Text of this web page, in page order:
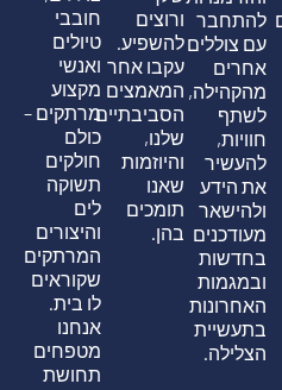
להתחבר
עם צוללים
אחרים
מהקהילה,
לשתף
חוויות,
להעשיר
את הידע
ולהישאר
מעודכנים
בחדשות
ובמגמות
האחרונות
בתעשיית
הצלילה.
ורוצים
להשפיע.
עקבו אחר
המאמצים
הסביבתיים
שלנו,
והיוזמות
שאנו
תומכים
בהן.
חובבי
טיולים
ואנשי
מקצוע
מרתקים –
כולם
חולקים
תשוקה
לים
והיצורים
המרתקים
שקוראים
לו בית.
אנחנו
מטפחים
תחושת